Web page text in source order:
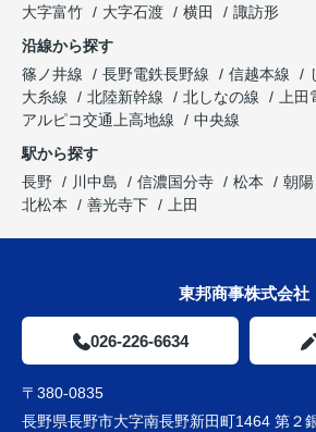
大字富竹
大字石渡 横田
諏訪形
沿線から探す
篠ノ井線
長野電鉄長野線 信越本線
大糸線
北陸新幹線 北しなの線
上
アルピコ交通上高地線
中央線
駅から探す
長野
川中島 信濃国分寺 松本 朝陽
北松本
善光寺下 上田
東邦商事株式会社
026-226-6634
〒380-0835
長野県長野市大字南長野新田町1464 第２